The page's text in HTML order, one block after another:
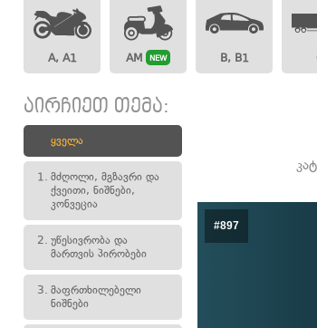
A, A1 AM NEW B, B1
აირჩიეთ თემა:
ყველა
1. მძღოლი, მგზავრი და
ქვეითი, ნიშნები,
კონვეცია
2. უწესივრობა და
მართვის პირობები
3. მაფრთხილებელი
ნიშნები
#897